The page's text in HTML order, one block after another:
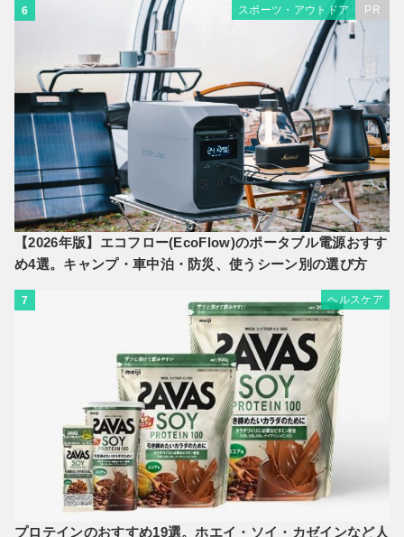
6 スポーツ・アウトドア PR
【2026年版】エコフロー(EcoFlow)のポータブル電源おすす
め4選。キャンプ・車中泊・防災、使うシーン別の選び方
7 ヘルスケア
プロテインのおすすめ19選。ホエイ・ソイ・カゼインなど人